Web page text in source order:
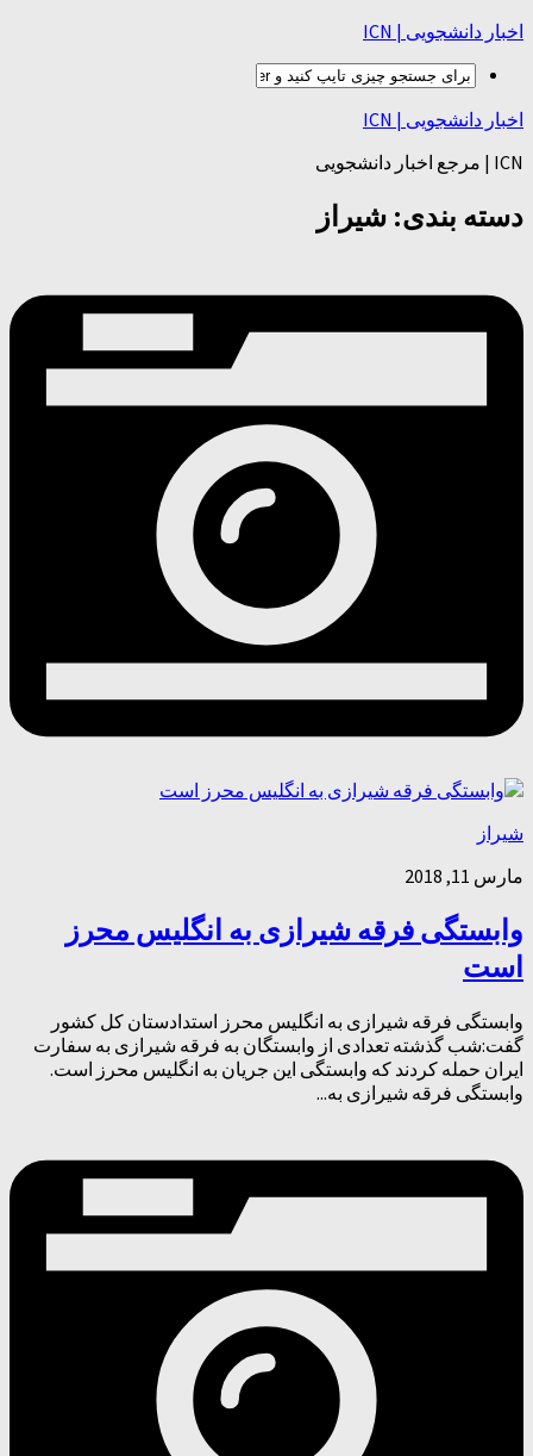
اخبار دانشجویی | ICN
اخبار دانشجویی | ICN
ICN | مرجع اخبار دانشجویی
دسته بندی: شیراز
شیراز
مارس 11, 2018
وابستگی فرقه شیرازی به انگلیس محرز
است
وابستگی فرقه شیرازی به انگلیس محرز استدادستان کل کشور
گفت:شب گذشته تعدادی از وابستگان به فرقه شیرازی به سفارت
ایران حمله کردند که وابستگی این جریان به انگلیس محرز است.
وابستگی فرقه شیرازی به...